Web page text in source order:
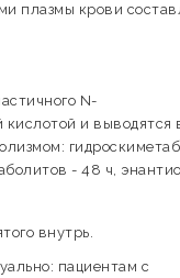
плазмы крови
N-
и выводятся
- 48 ч,
внутрь.
пациентам с